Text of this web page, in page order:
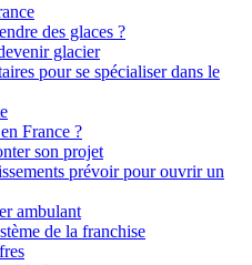
des glaces ?
glacier
pour se spécialiser dans le
France ?
son projet
prévoir pour ouvrir un
ambulant
de la franchise